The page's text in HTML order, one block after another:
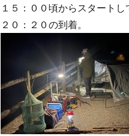
１５：００頃からスタート
２０：２０の到着。